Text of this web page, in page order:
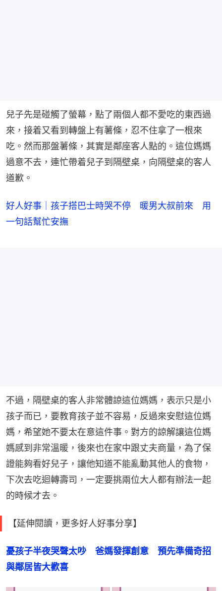
兒子先是碰觸了螢幕，點了兩個人都不愛吃的東西過
來，接着又看到轉盤上有薯條，忍不住拿了一根來
吃。然而那盤薯條，其實是鄰座客人點的。這位媽媽
過意不去，連忙帶着兒子到隔壁桌，向隔壁桌的客人
道歉。
好人好事｜孩子搭巴士時哭不停 暖男大叔前來 用
一句話幫忙安撫
不過，隔壁桌的客人非常體諒這位媽媽，表示只是小
孩子而已，要教育孩子並不容易，反過來安慰這位媽
媽，希望她不要太在意這件事。對方的諒解讓這位媽
媽感到非常溫暖，後來也在家中跟丈夫商量，為了保
證能夠看好兒子，讓他知道不能亂動其他人的食物，
下次去吃迴轉壽司，一定要挑兩位大人都有辦法一起
的時候才去。
【延伸閱讀，更多好人好事分享】
憂孩子半夜哭聲太吵　爸媽發揮創意　預先準備奇招
與鄰居皆大歡喜